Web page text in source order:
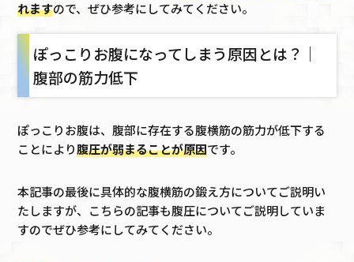
れますので、ぜひ参考にしてみてください。
ぽっこりお腹になってしまう原因とは？｜
腹部の筋力低下
ぽっこりお腹は、腹部に存在する腹横筋の筋力が低下する
ことにより腹圧が弱まることが原因です。
本記事の最後に具体的な腹横筋の鍛え方についてご説明い
たしますが、こちらの記事も腹圧についてご説明していま
すのでぜひ参考にしてみてください。